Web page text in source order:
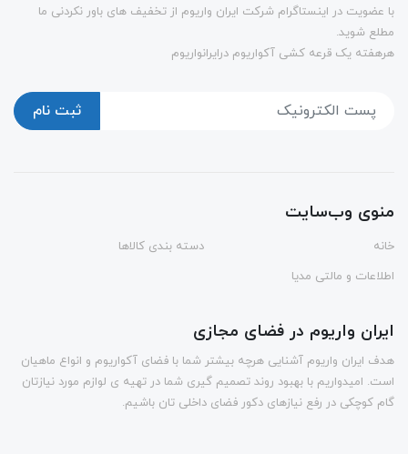
با عضویت در اینستاگرام شرکت ایران واریوم از تخفیف های باور نکردنی ما
مطلع شوید.
هرهفته یک قرعه کشی آکواریوم درایرانواریوم
ثبت نام
منوی وب‌سایت
خانه
دسته بندی کالاها
اطلاعات و مالتی مدیا
ایران واریوم در فضای مجازی
هدف ایران واریوم آشنایی هرچه بیشتر شما با فضای آکواریوم و انواع ماهیان
است. امیدواریم با بهبود روند تصمیم گیری شما در تهیه ی لوازم مورد نیازتان
گام کوچکی در رفع نیازهای دکور فضای داخلی تان باشیم.